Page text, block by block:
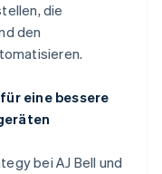
die
den
eine bessere
bei AJ Bell und